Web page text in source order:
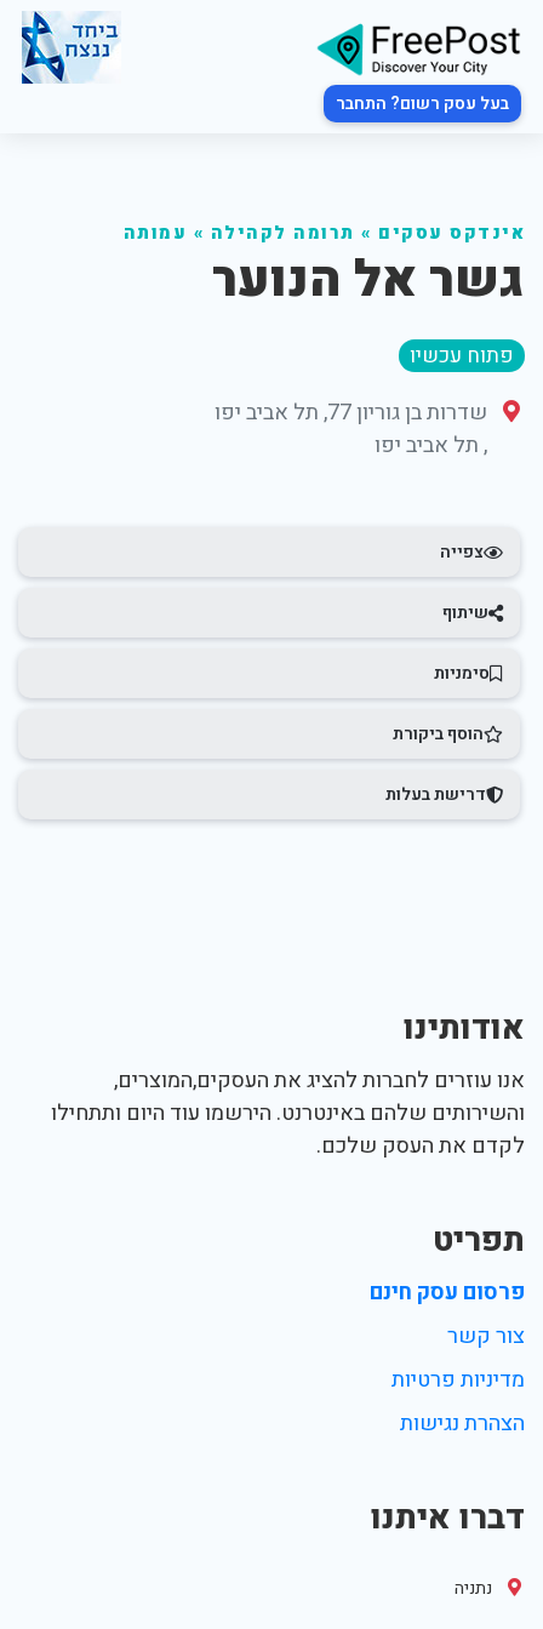
בעל עסק רשום? התחבר
אינדקס עסקים » תרומה לקהילה » עמותה
גשר אל הנוער
פתוח עכשיו
שדרות בן גוריון 77, תל אביב יפו
,תל אביב יפו
צפייה
שיתוף
סימניות
הוסף ביקורת
דרישת בעלות
אודותינו
אנו עוזרים לחברות להציג את העסקים,המוצרים,
והשירותים שלהם באינטרנט. הירשמו עוד היום ותתחילו
לקדם את העסק שלכם.
תפריט
פרסום עסק חינם
צור קשר
מדיניות פרטיות
הצהרת נגישות
דברו איתנו
נתניה